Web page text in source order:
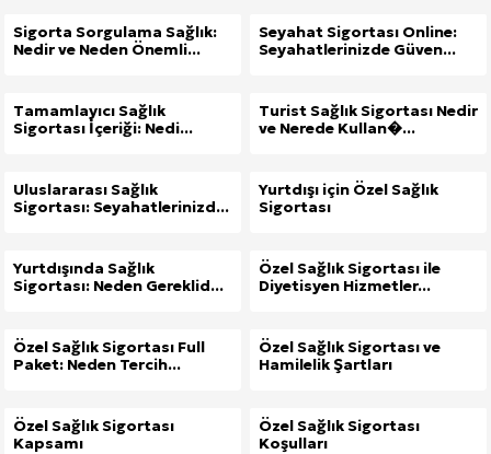
Sigorta Sorgulama Sağlık:
Nedir ve Neden Önemli...
Seyahat Sigortası Online:
Seyahatlerinizde Güven...
Tamamlayıcı Sağlık
Sigortası İçeriği: Nedi...
Turist Sağlık Sigortası Nedir
ve Nerede Kullan�...
Uluslararası Sağlık
Sigortası: Seyahatlerinizd...
Yurtdışı için Özel Sağlık
Sigortası
Yurtdışında Sağlık
Sigortası: Neden Gereklid...
Özel Sağlık Sigortası ile
Diyetisyen Hizmetler...
Özel Sağlık Sigortası Full
Paket: Neden Tercih...
Özel Sağlık Sigortası ve
Hamilelik Şartları
Özel Sağlık Sigortası
Kapsamı
Özel Sağlık Sigortası
Koşulları